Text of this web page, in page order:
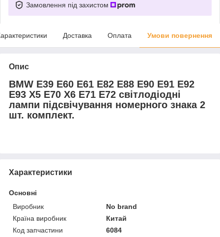
Замовлення під захистом
Доставка Оплата Умови повернення
Опис
BMW E39 E60 E61 E82 E88 E90 E91 E92
E93 X5 E70 X6 E71 E72 світлодіодні
лампи підсвічування номерного знака 2
шт. комплект.
Характеристики
Основні
Виробник
No brand
Країна виробник
Китай
Код запчастини
6084